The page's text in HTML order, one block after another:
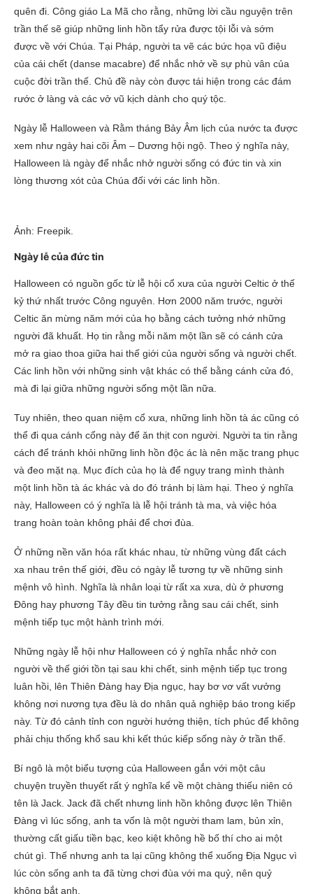
quên đi. Công giáo La Mã cho rằng, những lời cầu nguyện trên
trần thế sẽ giúp những linh hồn tẩy rửa được tội lỗi và sớm
được về với Chúa. Tại Pháp, người ta vẽ các bức họa vũ điệu
của cái chết (danse macabre) để nhắc nhở về sự phù vân của
cuộc đời trần thế. Chủ đề này còn được tái hiện trong các đám
rước ở làng và các vở vũ kịch dành cho quý tộc.
Ngày lễ Halloween và Rằm tháng Bảy Âm lịch của nước ta được
xem như ngày hai cõi Âm – Dương hội ngộ. Theo ý nghĩa này,
Halloween là ngày để nhắc nhở người sống có đức tin và xin
lòng thương xót của Chúa đối với các linh hồn.
Ảnh: Freepik.
Ngày lễ của đức tin
Halloween có nguồn gốc từ lễ hội cổ xưa của người Celtic ở thế
kỷ thứ nhất trước Công nguyên. Hơn 2000 năm trước, người
Celtic ăn mừng năm mới của họ bằng cách tưởng nhớ những
người đã khuất. Họ tin rằng mỗi năm một lần sẽ có cánh cửa
mở ra giao thoa giữa hai thế giới của người sống và người chết.
Các linh hồn với những sinh vật khác có thể bằng cánh cửa đó,
mà đi lại giữa những người sống một lần nữa.
Tuy nhiên, theo quan niệm cổ xưa, những linh hồn tà ác cũng có
thể đi qua cánh cổng này để ăn thịt con người. Người ta tin rằng
cách để tránh khỏi những linh hồn độc ác là nên mặc trang phục
và đeo mặt nạ. Mục đích của họ là để ngụy trang mình thành
một linh hồn tà ác khác và do đó tránh bị làm hại. Theo ý nghĩa
này, Halloween có ý nghĩa là lễ hội tránh tà ma, và việc hóa
trang hoàn toàn không phải để chơi đùa.
Ở những nền văn hóa rất khác nhau, từ những vùng đất cách
xa nhau trên thế giới, đều có ngày lễ tương tự về những sinh
mệnh vô hình. Nghĩa là nhân loại từ rất xa xưa, dù ở phương
Đông hay phương Tây đều tin tưởng rằng sau cái chết, sinh
mệnh tiếp tục một hành trình mới.
Những ngày lễ hội như Halloween có ý nghĩa nhắc nhở con
người về thế giới tồn tại sau khi chết, sinh mệnh tiếp tục trong
luân hồi, lên Thiên Đàng hay Địa ngục, hay bơ vơ vất vưởng
không nơi nương tựa đều là do nhân quả nghiệp báo trong kiếp
này. Từ đó cảnh tỉnh con người hướng thiện, tích phúc để không
phải chịu thống khổ sau khi kết thúc kiếp sống này ở trần thế.
Bí ngô là một biểu tượng của Halloween gắn với một câu
chuyện truyền thuyết rất ý nghĩa kể về một chàng thiếu niên có
tên là Jack. Jack đã chết nhưng linh hồn không được lên Thiên
Đàng vì lúc sống, anh ta vốn là một người tham lam, bủn xỉn,
thường cất giấu tiền bạc, keo kiệt không hề bố thí cho ai một
chút gì. Thế nhưng anh ta lại cũng không thể xuống Địa Ngục vì
lúc còn sống anh ta đã từng chơi đùa với ma quỷ, nên quỷ
không bắt anh.